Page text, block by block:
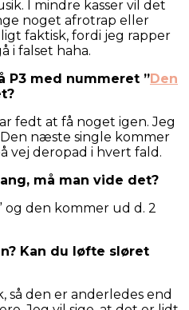
I mindre kasser vil det
noget afrotrap eller
faktisk, fordi jeg rapper
i falset haha.
P3 med nummeret ”Den
fedt at få noget igen. Jeg
næste single kommer
vej deropad i hvert fald.
må man vide det?
og den kommer ud d. 2
Kan du løfte sløret
så den er anderledes end